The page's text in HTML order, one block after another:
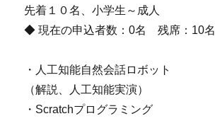
先着１０名、小学生～成人
◆ 現在の申込者数：0名 残席：10名
・人工知能自然会話ロボット
（解説、人工知能実演）
・Scratchプログラミング